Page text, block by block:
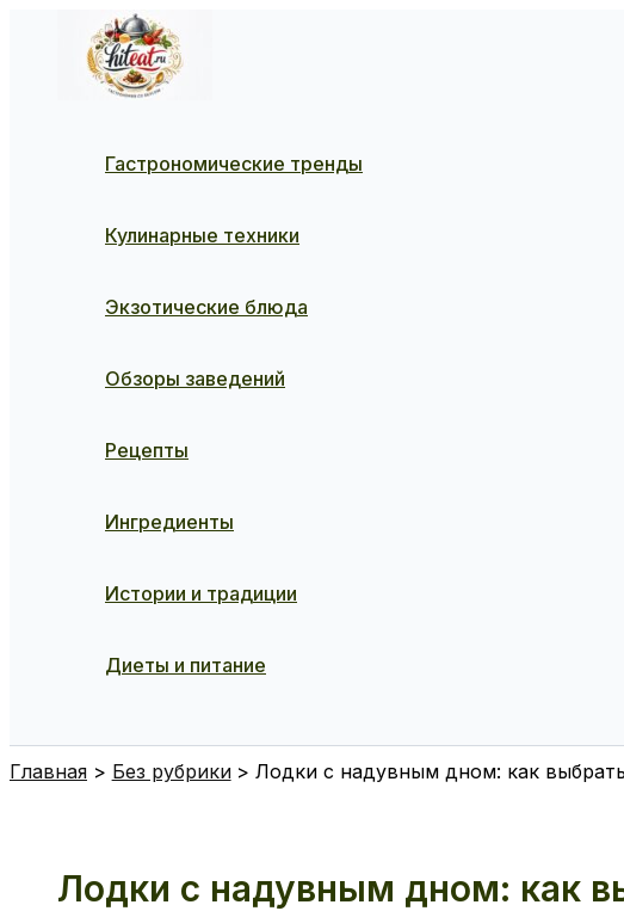
содержимому
Гастрономические тренды
Кулинарные техники
Экзотические блюда
Обзоры заведений
Рецепты
Ингредиенты
Истории и традиции
Диеты и питание
Главная Без рубрики Лодки с надувным дном: как
Лодки с надувным дном: как